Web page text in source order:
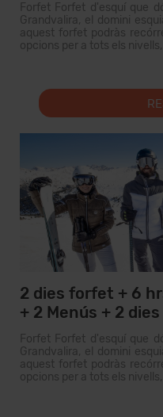
Forfet Forfet d'esquí que
Grandvalira, el domini
aquest forfet podràs
opcions per a tots els nivells,
2 dies forfet + 6
+ 2 Menús + 2
Forfet Forfet d'esquí que
Grandvalira, el domini
aquest forfet podràs
opcions per a tots els nivells,